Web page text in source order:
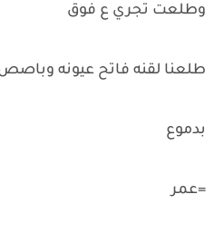
وطلعت تجري ع فوق
طلعنا لقنه فاتح عيونه
بدموع
=عمر